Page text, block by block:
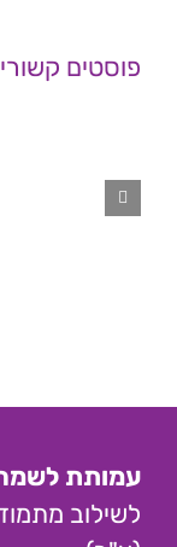
פוסטים
עמותת
לשילוב